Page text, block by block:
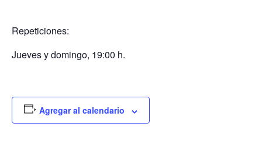
Repeticiones:
Jueves y domingo, 19:00 h.
Agregar al calendario